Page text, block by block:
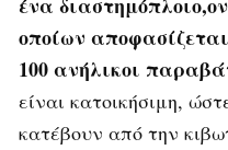
οποίων
100 ανήλικοι
είναι κατοικήσιμη,
κατέβουν από την